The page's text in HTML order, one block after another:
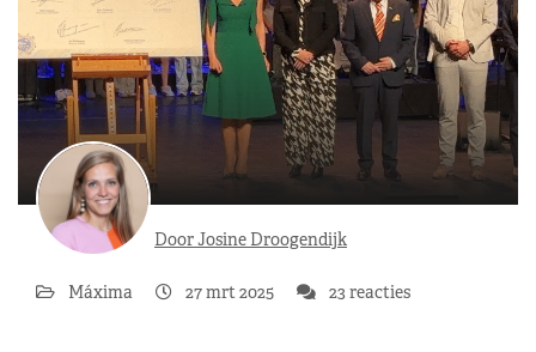
Door Josine Droogendijk
Máxima 27 mrt 2025 23 reacties